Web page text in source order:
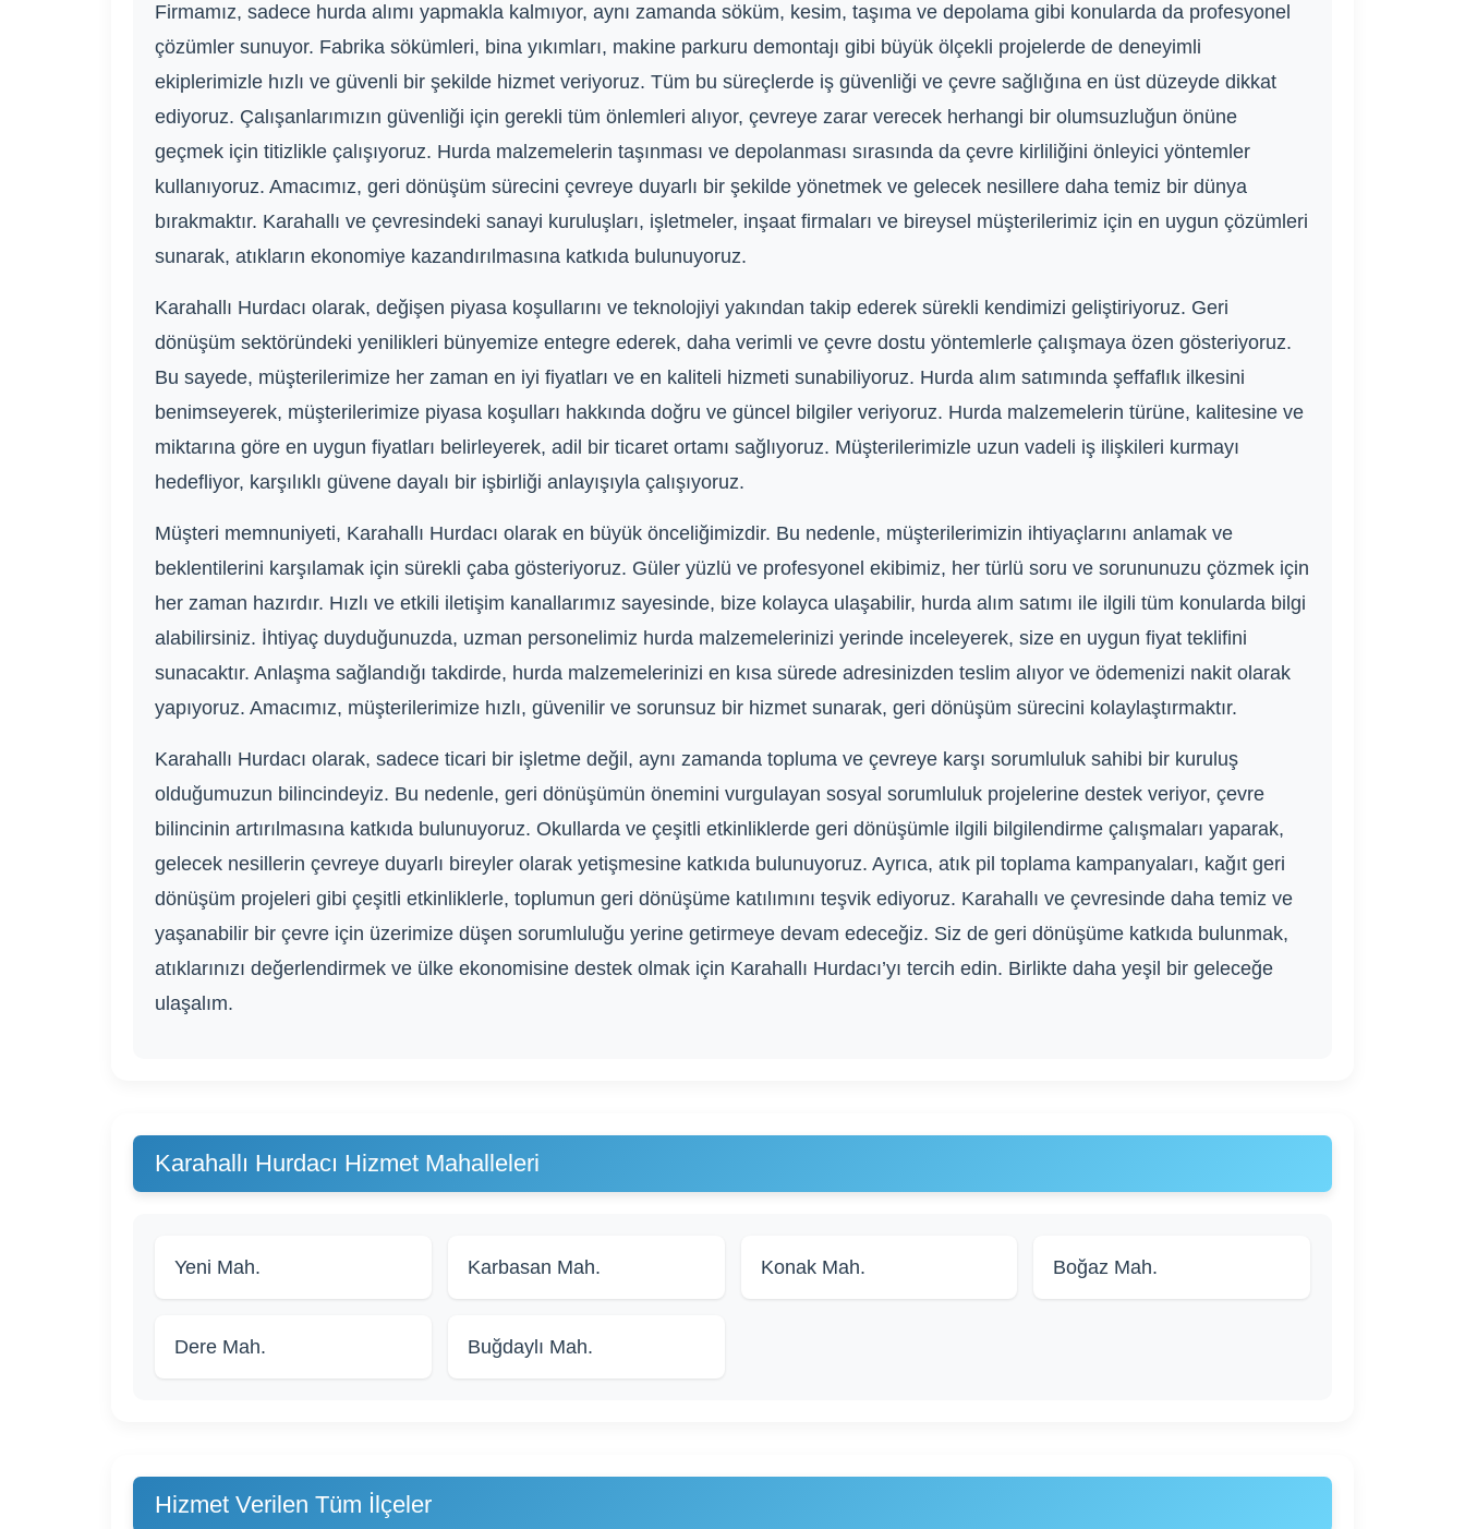
Firmamız, sadece hurda alımı yapmakla kalmıyor, aynı zamanda söküm, kesim, taşıma ve depolama gibi konularda da profesyonel
çözümler sunuyor. Fabrika sökümleri, bina yıkımları, makine parkuru demontajı gibi büyük ölçekli projelerde de deneyimli
ekiplerimizle hızlı ve güvenli bir şekilde hizmet veriyoruz. Tüm bu süreçlerde iş güvenliği ve çevre sağlığına en üst düzeyde dikkat
ediyoruz. Çalışanlarımızın güvenliği için gerekli tüm önlemleri alıyor, çevreye zarar verecek herhangi bir olumsuzluğun önüne
geçmek için titizlikle çalışıyoruz. Hurda malzemelerin taşınması ve depolanması sırasında da çevre kirliliğini önleyici yöntemler
kullanıyoruz. Amacımız, geri dönüşüm sürecini çevreye duyarlı bir şekilde yönetmek ve gelecek nesillere daha temiz bir dünya
bırakmaktır. Karahallı ve çevresindeki sanayi kuruluşları, işletmeler, inşaat firmaları ve bireysel müşterilerimiz için en uygun çözümleri
sunarak, atıkların ekonomiye kazandırılmasına katkıda bulunuyoruz.
Karahallı Hurdacı olarak, değişen piyasa koşullarını ve teknolojiyi yakından takip ederek sürekli kendimizi geliştiriyoruz. Geri
dönüşüm sektöründeki yenilikleri bünyemize entegre ederek, daha verimli ve çevre dostu yöntemlerle çalışmaya özen gösteriyoruz.
Bu sayede, müşterilerimize her zaman en iyi fiyatları ve en kaliteli hizmeti sunabiliyoruz. Hurda alım satımında şeffaflık ilkesini
benimseyerek, müşterilerimize piyasa koşulları hakkında doğru ve güncel bilgiler veriyoruz. Hurda malzemelerin türüne, kalitesine ve
miktarına göre en uygun fiyatları belirleyerek, adil bir ticaret ortamı sağlıyoruz. Müşterilerimizle uzun vadeli iş ilişkileri kurmayı
hedefliyor, karşılıklı güvene dayalı bir işbirliği anlayışıyla çalışıyoruz.
Müşteri memnuniyeti, Karahallı Hurdacı olarak en büyük önceliğimizdir. Bu nedenle, müşterilerimizin ihtiyaçlarını anlamak ve
beklentilerini karşılamak için sürekli çaba gösteriyoruz. Güler yüzlü ve profesyonel ekibimiz, her türlü soru ve sorununuzu çözmek için
her zaman hazırdır. Hızlı ve etkili iletişim kanallarımız sayesinde, bize kolayca ulaşabilir, hurda alım satımı ile ilgili tüm konularda bilgi
alabilirsiniz. İhtiyaç duyduğunuzda, uzman personelimiz hurda malzemelerinizi yerinde inceleyerek, size en uygun fiyat teklifini
sunacaktır. Anlaşma sağlandığı takdirde, hurda malzemelerinizi en kısa sürede adresinizden teslim alıyor ve ödemenizi nakit olarak
yapıyoruz. Amacımız, müşterilerimize hızlı, güvenilir ve sorunsuz bir hizmet sunarak, geri dönüşüm sürecini kolaylaştırmaktır.
Karahallı Hurdacı olarak, sadece ticari bir işletme değil, aynı zamanda topluma ve çevreye karşı sorumluluk sahibi bir kuruluş
olduğumuzun bilincindeyiz. Bu nedenle, geri dönüşümün önemini vurgulayan sosyal sorumluluk projelerine destek veriyor, çevre
bilincinin artırılmasına katkıda bulunuyoruz. Okullarda ve çeşitli etkinliklerde geri dönüşümle ilgili bilgilendirme çalışmaları yaparak,
gelecek nesillerin çevreye duyarlı bireyler olarak yetişmesine katkıda bulunuyoruz. Ayrıca, atık pil toplama kampanyaları, kağıt geri
dönüşüm projeleri gibi çeşitli etkinliklerle, toplumun geri dönüşüme katılımını teşvik ediyoruz. Karahallı ve çevresinde daha temiz ve
yaşanabilir bir çevre için üzerimize düşen sorumluluğu yerine getirmeye devam edeceğiz. Siz de geri dönüşüme katkıda bulunmak,
atıklarınızı değerlendirmek ve ülke ekonomisine destek olmak için Karahallı Hurdacı’yı tercih edin. Birlikte daha yeşil bir geleceğe
ulaşalım.
Karahallı Hurdacı Hizmet Mahalleleri
Yeni Mah. Karbasan Mah. Konak Mah. Boğaz Mah.
Dere Mah. Buğdaylı Mah.
Hizmet Verilen Tüm İlçeler